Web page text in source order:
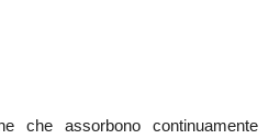
che assorbono continuamente